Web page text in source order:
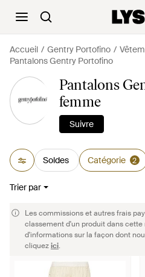
Accueil Gentry Portofino
Pantalons Gentry Portofino
Pantalons
femme
Suivre
Soldes Catégorie 2
Trier par
Les commissions et autres frais
classement d'un produit dans cette
d'informations sur la façon dont
cliquezici.